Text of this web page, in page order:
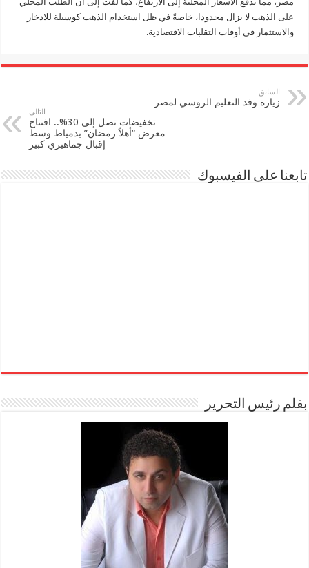
على الذهب لا يزال محدودا، خاصةً في ظل استخدام الذهب كوسيلة للادخار
والاستثمار في أوقات التقلبات الاقتصادية.
السابق
زيارة وفد التعليم الروسي لمصر
التالي
تخفيضات تصل إلى 30%.. افتتاح
معرض “أهلاً رمضان” بدمياط وسط
إقبال جماهيري كبير
تابعنا على الفيسبوك
بقلم رئيس التحرير